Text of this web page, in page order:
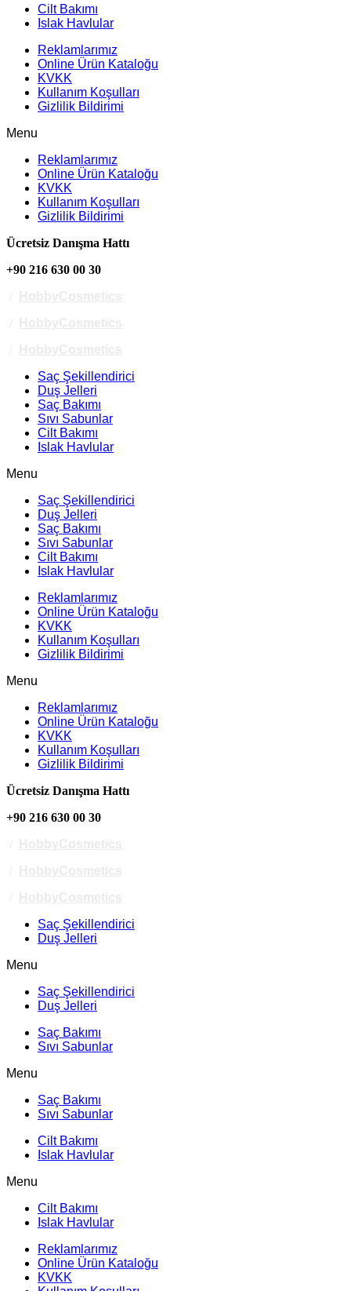
Cilt Bakımı
Islak Havlular
Reklamlarımız
Online Ürün Kataloğu
KVKK
Kullanım Koşulları
Gizlilik Bildirimi
Menu
Reklamlarımız
Online Ürün Kataloğu
KVKK
Kullanım Koşulları
Gizlilik Bildirimi
Ücretsiz Danışma Hattı
+90 216 630 00 30
Saç Şekillendirici
Duş Jelleri
Saç Bakımı
Sıvı Sabunlar
Cilt Bakımı
Islak Havlular
Menu
Saç Şekillendirici
Duş Jelleri
Saç Bakımı
Sıvı Sabunlar
Cilt Bakımı
Islak Havlular
Reklamlarımız
Online Ürün Kataloğu
KVKK
Kullanım Koşulları
Gizlilik Bildirimi
Menu
Reklamlarımız
Online Ürün Kataloğu
KVKK
Kullanım Koşulları
Gizlilik Bildirimi
Ücretsiz Danışma Hattı
+90 216 630 00 30
Saç Şekillendirici
Duş Jelleri
Menu
Saç Şekillendirici
Duş Jelleri
Saç Bakımı
Sıvı Sabunlar
Menu
Saç Bakımı
Sıvı Sabunlar
Cilt Bakımı
Islak Havlular
Menu
Cilt Bakımı
Islak Havlular
Reklamlarımız
Online Ürün Kataloğu
KVKK